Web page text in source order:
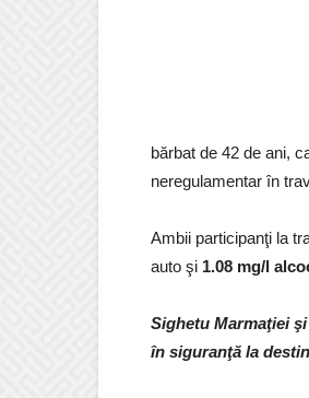
bărbat de 42 de ani,
neregulamentar în
Ambii participanţi la
auto şi 1.08 mg/l
Sighetu Marmaţiei
în siguranţă la